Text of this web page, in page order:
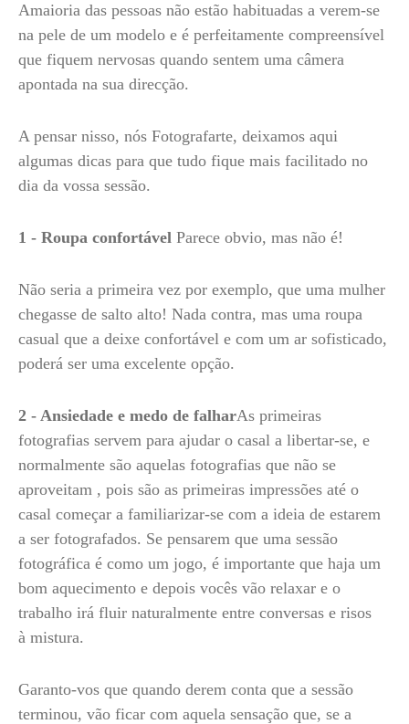
Amaioria das pessoas não estão habituadas a verem-se
na pele de um modelo e é perfeitamente compreensível
que fiquem nervosas quando sentem uma câmera
apontada na sua direcção.
A pensar nisso, nós Fotografarte, deixamos aqui
algumas dicas para que tudo fique mais facilitado no
dia da vossa sessão.
1 - Roupa confortável Parece obvio, mas não é!
Não seria a primeira vez por exemplo, que uma mulher
chegasse de salto alto! Nada contra, mas uma roupa
casual que a deixe confortável e com um ar sofisticado,
poderá ser uma excelente opção.
2 - Ansiedade e medo de falharAs primeiras
fotografias servem para ajudar o casal a libertar-se, e
normalmente são aquelas fotografias que não se
aproveitam , pois são as primeiras impressões até o
casal começar a familiarizar-se com a ideia de estarem
a ser fotografados. Se pensarem que uma sessão
fotográfica é como um jogo, é importante que haja um
bom aquecimento e depois vocês vão relaxar e o
trabalho irá fluir naturalmente entre conversas e risos
à mistura.
Garanto-vos que quando derem conta que a sessão
terminou, vão ficar com aquela sensação que, se a